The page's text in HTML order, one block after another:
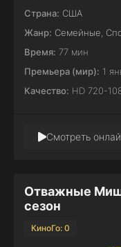
Страна: США
Жанр: Семейные
Время: 77 мин
Премьера (мир): 1
Качество: HD 720-
Смотреть
Отважные
сезон
КиноГо: 0